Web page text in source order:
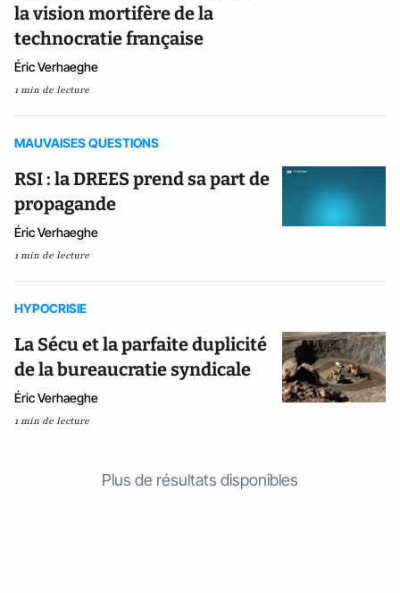
la vision mortifère de la
technocratie française
Éric Verhaeghe
1 min de lecture
MAUVAISES QUESTIONS
RSI : la DREES prend sa part de
propagande
Éric Verhaeghe
1 min de lecture
HYPOCRISIE
La Sécu et la parfaite duplicité
de la bureaucratie syndicale
Éric Verhaeghe
1 min de lecture
Plus de résultats disponibles